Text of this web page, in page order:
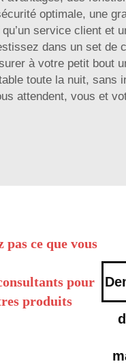
optimale, une
service client et
dans un set de
à votre petit bout
toute la nuit, sans
attendent, vous et
pas ce que vous
pour
produits